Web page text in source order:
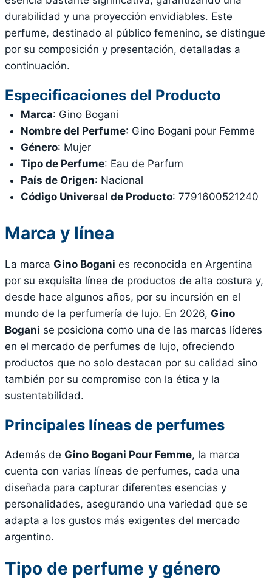
durabilidad y una proyección envidiables. Este
perfume, destinado al público femenino, se distingue
por su composición y presentación, detalladas a
continuación.
Especificaciones del Producto
Marca: Gino Bogani
Nombre del Perfume: Gino Bogani pour Femme
Género: Mujer
Tipo de Perfume: Eau de Parfum
País de Origen: Nacional
Código Universal de Producto: 7791600521240
Marca y línea
La marca Gino Bogani es reconocida en Argentina
por su exquisita línea de productos de alta costura y,
desde hace algunos años, por su incursión en el
mundo de la perfumería de lujo. En 2026, Gino
Bogani se posiciona como una de las marcas líderes
en el mercado de perfumes de lujo, ofreciendo
productos que no solo destacan por su calidad sino
también por su compromiso con la ética y la
sustentabilidad.
Principales líneas de perfumes
Además de Gino Bogani Pour Femme, la marca
cuenta con varias líneas de perfumes, cada una
diseñada para capturar diferentes esencias y
personalidades, asegurando una variedad que se
adapta a los gustos más exigentes del mercado
argentino.
Tipo de perfume y género